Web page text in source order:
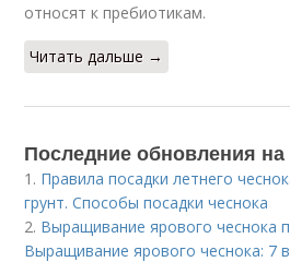
относят к пребиотикам.
Читать дальше →
Последние обновления на
1. Правила посадки летнего
грунт. Способы посадки чеснока
2. Выращивание ярового чеснока
Выращивание ярового чеснока: 7